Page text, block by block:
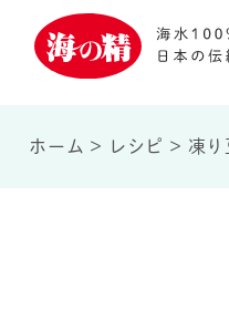
ホーム > レシピ > 凍り